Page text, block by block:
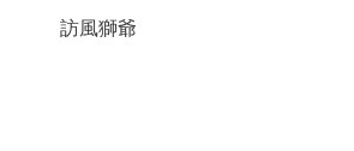
訪風獅爺